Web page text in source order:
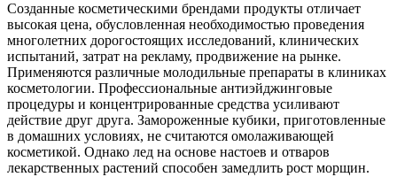
Созданные косметическими брендами продукты отличает
высокая цена, обусловленная необходимостью проведения
многолетних дорогостоящих исследований, клинических
испытаний, затрат на рекламу, продвижение на рынке.
Применяются различные молодильные препараты в клиниках
косметологии. Профессиональные антиэйджинговые
процедуры и концентрированные средства усиливают
действие друг друга. Замороженные кубики, приготовленные
в домашних условиях, не считаются омолаживающей
косметикой. Однако лед на основе настоев и отваров
лекарственных растений способен замедлить рост морщин.